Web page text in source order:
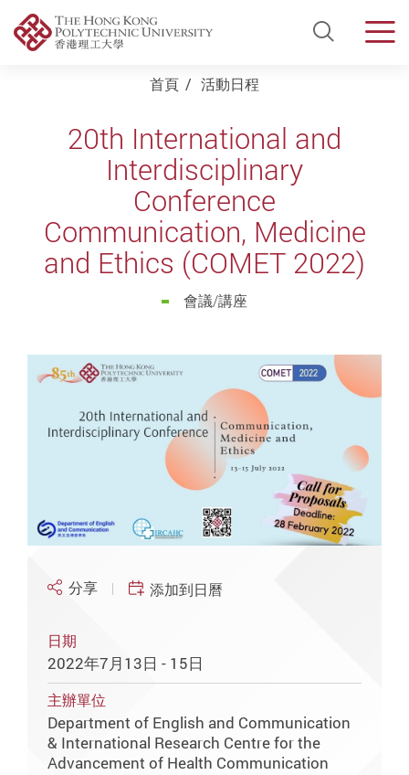
Open
首頁 活動日程
20th International and
Interdisciplinary
Conference
Communication, Medicine
and Ethics (COMET 2022)
會議/講座
分享 添加到日曆
日期
2022年7月13日 - 15日
主辦單位
Department of English and Communication
& International Research Centre for the
Advancement of Health Communication